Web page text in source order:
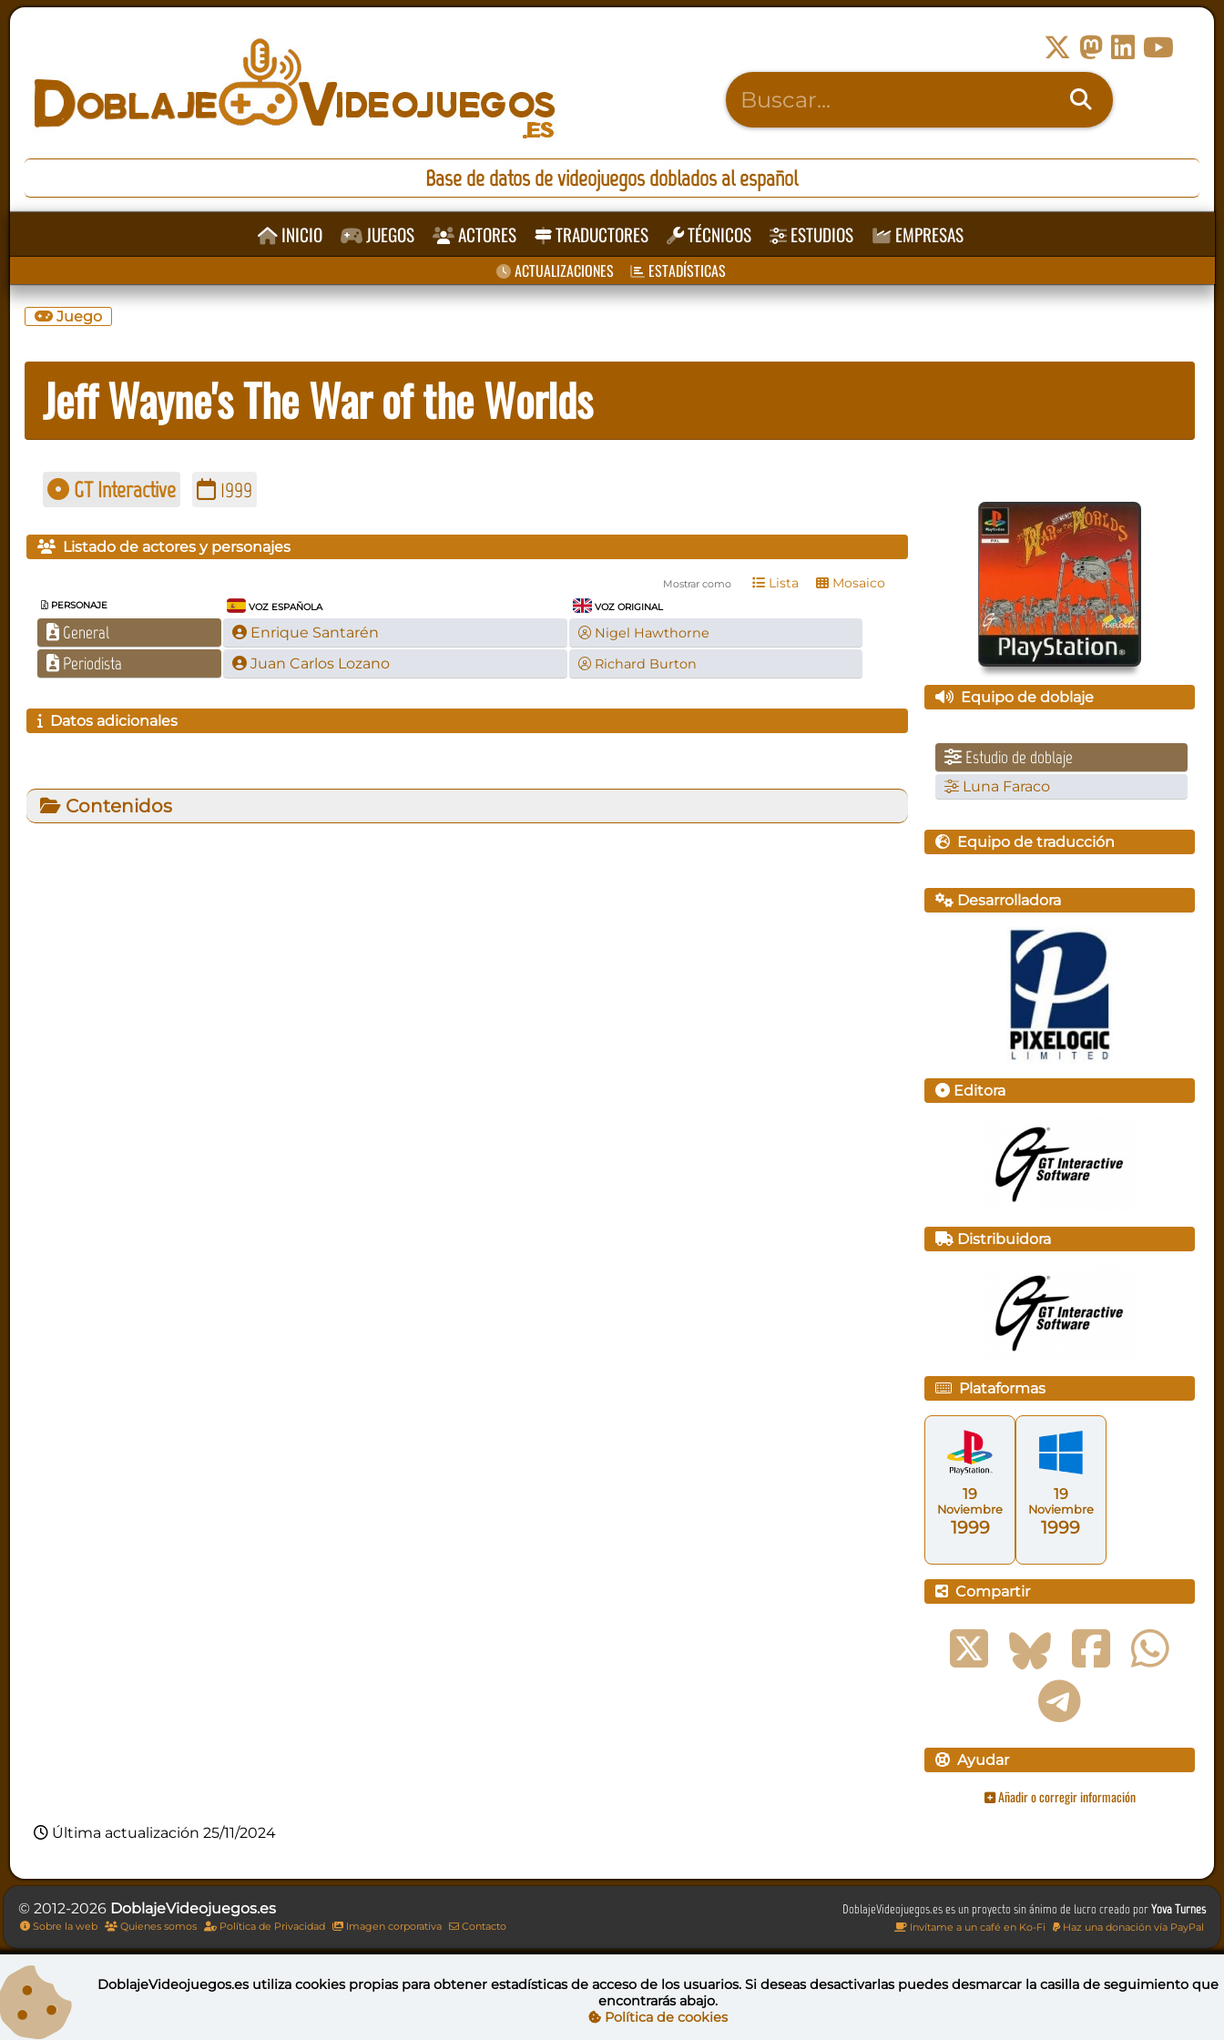
Base de datos de videojuegos doblados al español
INICIO JUEGOS ACTORES TRADUCTORES TÉCNICOS ESTUDIOS EMPRESAS
ACTUALIZACIONES ESTADÍSTICAS
Juego
Jeff Wayne's The War of the Worlds
GT Interactive 1999
Listado de actores y personajes
Mostrar como Lista Mosaico
PERSONAJE VOZ ESPAÑOLA VOZ ORIGINAL
General Enrique Santarén Nigel Hawthorne
Periodista Juan Carlos Lozano Richard Burton
Datos adicionales
Contenidos
Equipo de doblaje
Estudio de doblaje
Luna Faraco
Equipo de traducción
Desarrolladora
Editora
Distribuidora
Plataformas
19
Noviembre
1999
19
Noviembre
1999
Compartir
Ayudar
Añadir o corregir información
Última actualización 25/11/2024
DoblajeVideojuegos.es es un proyecto sin ánimo de lucro creado porYova Turnes
Invítame a un café en Ko-Fi Haz una donación vía PayPal
© 2012-2026 DoblajeVideojuegos.es
Sobre la web Quienes somos Política de Privacidad Imagen corporativa Contacto
Esta obra está bajo una licencia de Creative Commons Reconocimiento-NoComercial-CompartirIgual 4.0 Internacional
DoblajeVideojuegos.es utilizacookies propiaspara obtener estadísticas de acceso de los usuarios. Si deseas desactivarlas puedesdesmarcar la casilla de seguimiento que
encontrarás abajo.
Política de cookies